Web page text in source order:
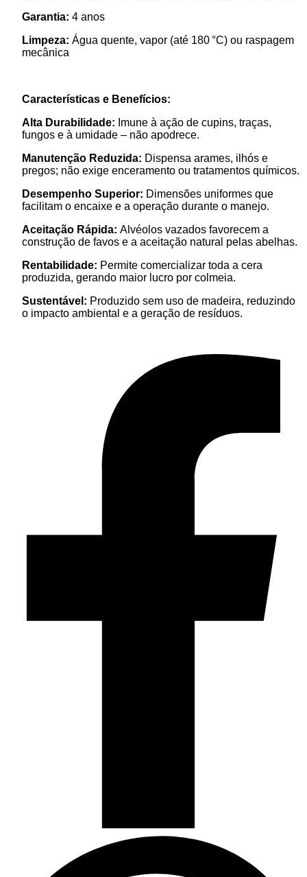
Garantia: 4 anos
Limpeza: Água quente, vapor (até 180 °C) ou raspagem
mecânica
Características e Benefícios:
Alta Durabilidade: Imune à ação de cupins, traças,
fungos e à umidade – não apodrece.
Manutenção Reduzida: Dispensa arames, ilhós e
pregos; não exige enceramento ou tratamentos químicos.
Desempenho Superior: Dimensões uniformes que
facilitam o encaixe e a operação durante o manejo.
Aceitação Rápida: Alvéolos vazados favorecem a
construção de favos e a aceitação natural pelas abelhas.
Rentabilidade: Permite comercializar toda a cera
produzida, gerando maior lucro por colmeia.
Sustentável: Produzido sem uso de madeira, reduzindo
o impacto ambiental e a geração de resíduos.